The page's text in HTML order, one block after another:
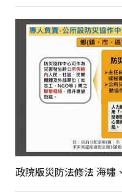
政院版災防法修法 海嘯